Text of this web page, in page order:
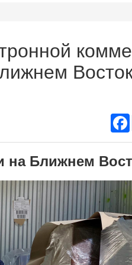
A4 Printer
Booth Printer
на Ближнем